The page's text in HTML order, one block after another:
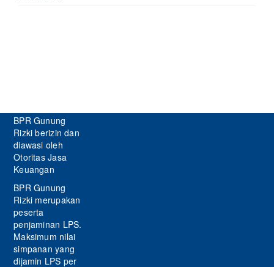
BPR Gunung
Rizki berizin dan
diawasi oleh
Otoritas Jasa
Keuangan
BPR Gunung
Rizki merupakan
peserta
penjaminan LPS.
Maksimum nilai
simpanan yang
dijamin LPS per